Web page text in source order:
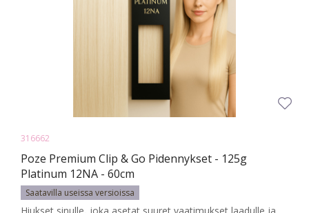
316662
Poze Premium Clip & Go Pidennykset - 125g
Platinum 12NA - 60cm
Saatavilla useissa versioissa